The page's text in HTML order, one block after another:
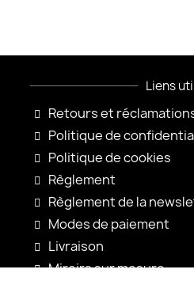
Liens
Retours et
Politique de
Politique de cookies
Règlement
Règlement de la
Modes de paiement
Livraison
Miroirs sur mesure